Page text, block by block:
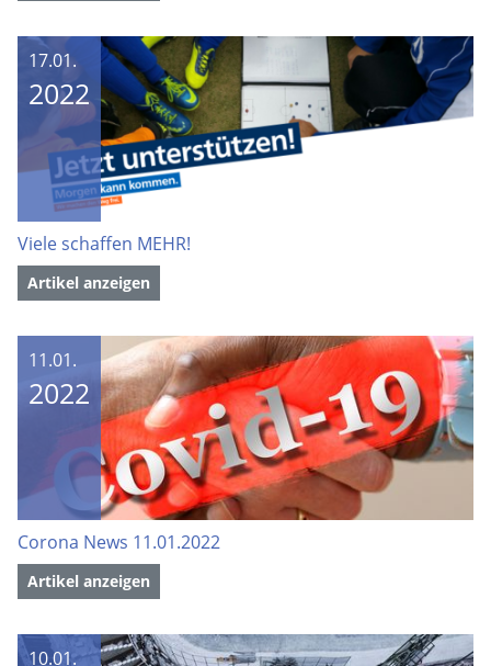
17.01.
2022
Viele schaffen MEHR!
Artikel anzeigen
11.01.
2022
Corona News 11.01.2022
Artikel anzeigen
10.01.